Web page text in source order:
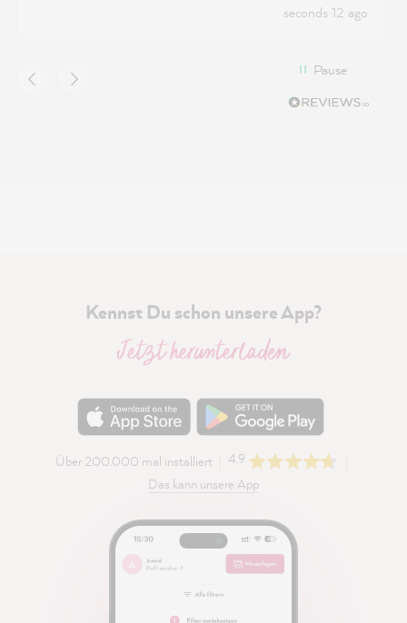
seconds 12 ago
Pause
Kennst Du schon unsere App?
Jetzt herunterladen
Über 200.000 mal installiert
4.9
Das kann unsere App